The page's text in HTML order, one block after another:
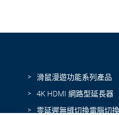
滑鼠漫遊功能系列產品
4K HDMI 網路型延長器
零延遲無縫切換電腦切